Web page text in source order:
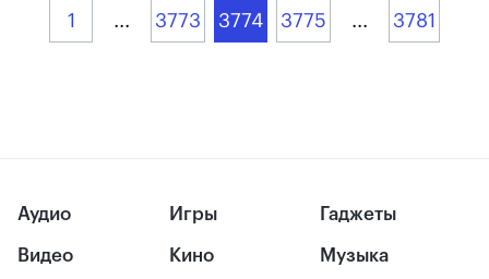
1 ... 3773 3774 3775 ... 3781
Аудио
Видео
Игры
Кино
Гаджеты
Музыка